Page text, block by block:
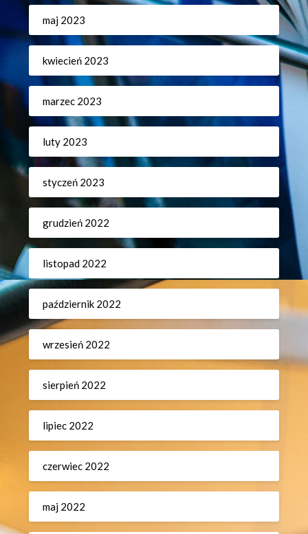
maj 2023
kwiecień 2023
marzec 2023
luty 2023
styczeń 2023
grudzień 2022
listopad 2022
październik 2022
wrzesień 2022
sierpień 2022
lipiec 2022
czerwiec 2022
maj 2022